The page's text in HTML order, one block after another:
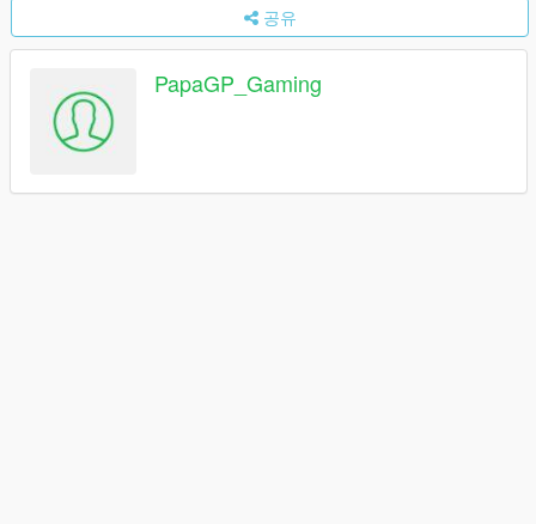
공유
PapaGP_Gaming